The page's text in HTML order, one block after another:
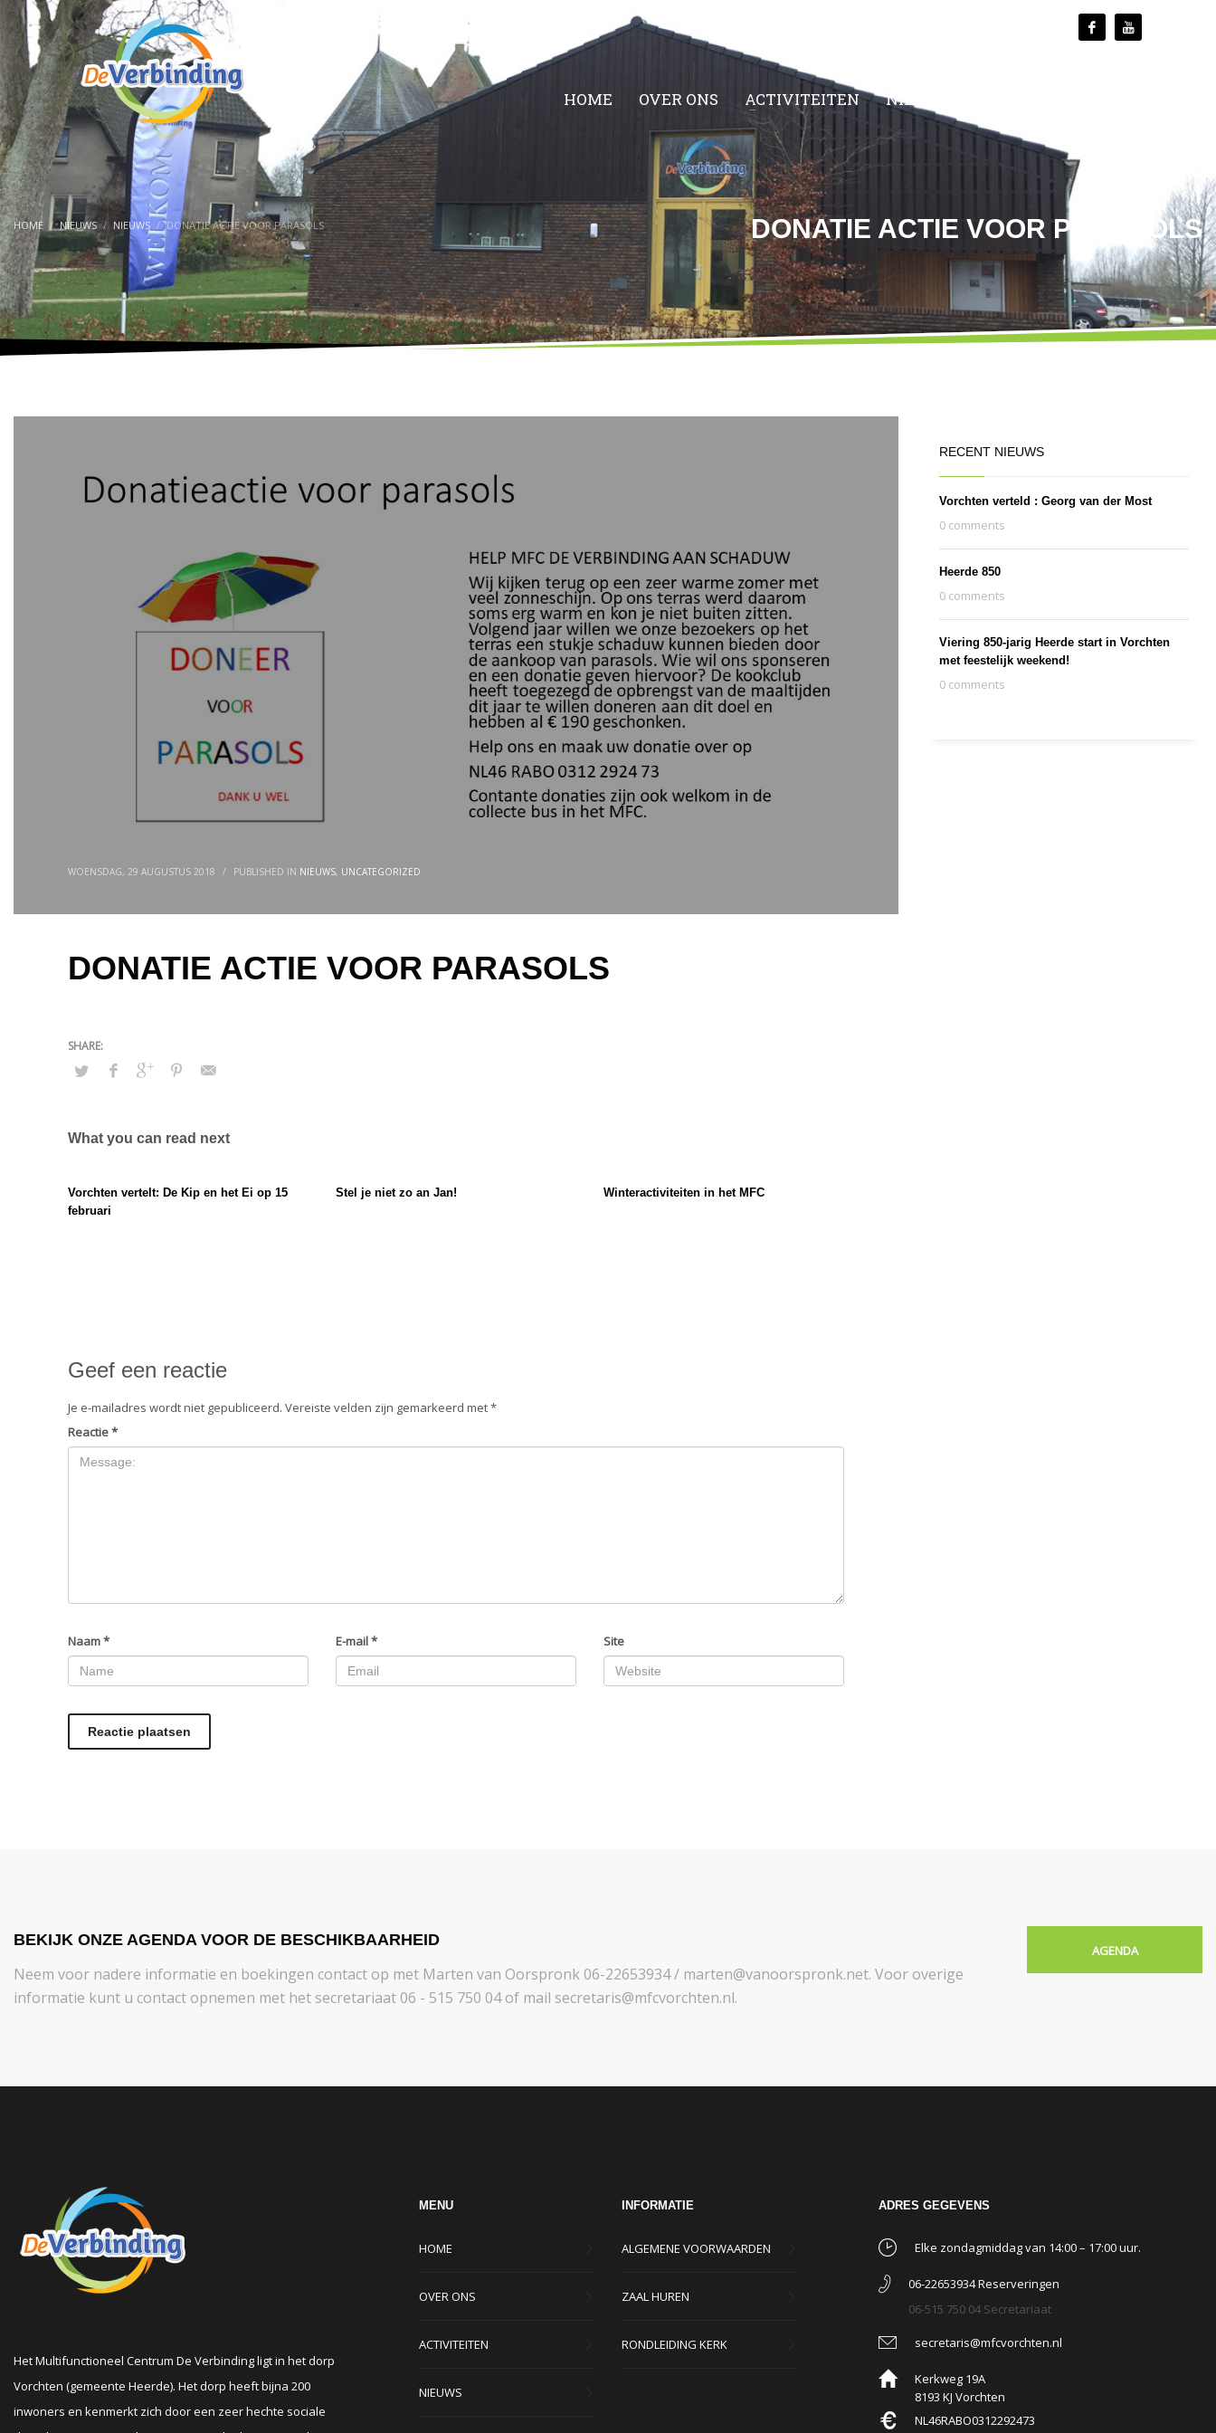
HOME OVER ONS ACTIVITEITEN NIEUWS
HOME NIEUWS NIEUWS DONATIE ACTIE VOOR PARASOLS DONATIE ACTIE VOOR PARASOLS
WOENSDAG, 29 AUGUSTUS 2018 / PUBLISHED IN NIEUWS, UNCATEGORIZED
DONATIE ACTIE VOOR PARASOLS
What you can read next
Vorchten vertelt: De Kip en het Ei op 15
februari
Stel je niet zo an Jan! Winteractiviteiten in het MFC
Geef een reactie
Je e-mailadres wordt niet gepubliceerd. Vereiste velden zijn gemarkeerd met*
Reactie*
Naam* E-mail* Site
RECENT NIEUWS
Vorchten verteld : Georg van der Most
0 comments
Heerde 850
0 comments
Viering 850-jarig Heerde start in Vorchten
met feestelijk weekend!
0 comments
BEKIJK ONZE AGENDA VOOR DE BESCHIKBAARHEID
Neem voor nadere informatie en boekingen contact op met Marten van Oorspronk 06-22653934 / marten@vanoorspronk.net. Voor overige
informatie kunt u contact opnemen met het secretariaat 06 - 515 750 04 of mail secretaris@mfcvorchten.nl.
AGENDA
Het Multifunctioneel Centrum De Verbinding ligt in het dorp
Vorchten (gemeente Heerde). Het dorp heeft bijna 200
inwoners en kenmerkt zich door een zeer hechte sociale
MENU
HOME
OVER ONS
ACTIVITEITEN
NIEUWS
INFORMATIE
ALGEMENE VOORWAARDEN
ZAAL HUREN
RONDLEIDING KERK
ADRES GEGEVENS
Elke zondagmiddag van 14:00 – 17:00 uur.
06-22653934 Reserveringen
06-515 750 04 Secretariaat
secretaris@mfcvorchten.nl
Kerkweg 19A
8193 KJ Vorchten
NL46RABO0312292473